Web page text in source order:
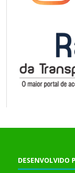
DESENVOLVIDO